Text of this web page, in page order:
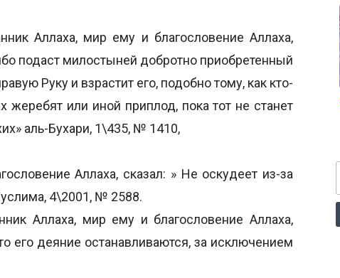
Аллаха, мир ему и благословение Аллаха,
подаст милостыней добротно приобретенный
Руку и взрастит его, подобно тому, как кто-
или иной приплод, пока тот не станет
аль-Бухари, 1\435, № 1410,
Аллаха, сказал: » Не оскудеет из-за
4\2001, № 2588.
Аллаха, мир ему и благословение Аллаха,
его деяние останавливаются, за исключением